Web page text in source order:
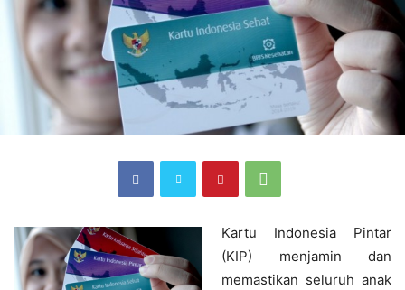
Kartu Indonesia Pintar
(KIP) menjamin dan
memastikan seluruh anak